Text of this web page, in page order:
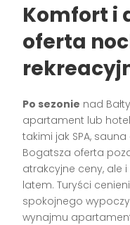
Komfort i
oferta
Po sezonie nad
apartament lub
takimi jak SPA,
Bogatsza oferta
atrakcyjne ceny, ale
latem. Turyści
spokojnego
wynajmu